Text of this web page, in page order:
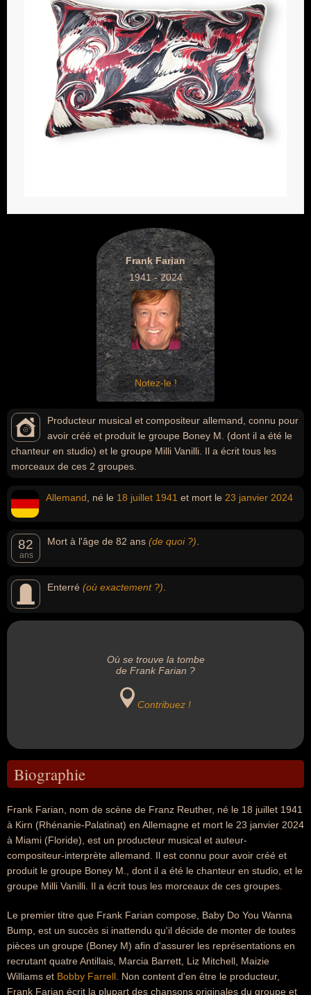
Frank Farian
1941 - 2024
Notez-le !
Producteur musical et compositeur allemand, connu pour
avoir créé et produit le groupe Boney M. (dont il a été le
chanteur en studio) et le groupe Milli Vanilli. Il a écrit tous les
morceaux de ces 2 groupes.
Allemand , né le 18 juillet 1941 et mort le 23 janvier 2024
82
ans
Mort à l'âge de 82 ans (de quoi ?)
Enterré (où exactement ?)
Où se trouve la tombe
de Frank Farian ?
Contribuez !
Biographie
Frank Farian, nom de scène de Franz Reuther, né le 18 juillet 1941
à Kirn (Rhénanie-Palatinat) en Allemagne et mort le 23 janvier 2024
à Miami (Floride), est un producteur musical et auteur-
compositeur-interprète allemand. Il est connu pour avoir créé et
produit le groupe Boney M., dont il a été le chanteur en studio, et le
groupe Milli Vanilli. Il a écrit tous les morceaux de ces groupes.
Le premier titre que Frank Farian compose, Baby Do You Wanna
Bump, est un succès si inattendu qu'il décide de monter de toutes
pièces un groupe (Boney M) afin d'assurer les représentations en
recrutant quatre Antillais, Marcia Barrett, Liz Mitchell, Maizie
Williams et Bobby Farrell . Non content d'en être le producteur,
Frank Farian écrit la plupart des chansons originales du groupe et